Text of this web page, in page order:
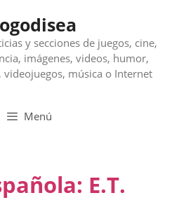
y secciones de juegos, cine,
imágenes, videos, humor,
música o Internet
Menú
E.T.